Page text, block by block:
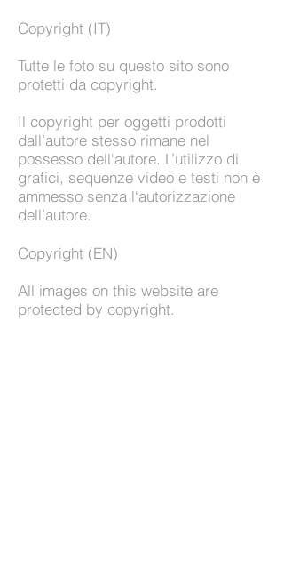
Copyright (IT)
Tutte le foto su questo sito sono
protetti da copyright.
Il copyright per oggetti prodotti
dall’autore stesso rimane nel
possesso dell‘autore. L’utilizzo di
grafici, sequenze video e testi non è
ammesso senza l‘autorizzazione
dell’autore.
Copyright (EN)
All images on this website are
protected by copyright.